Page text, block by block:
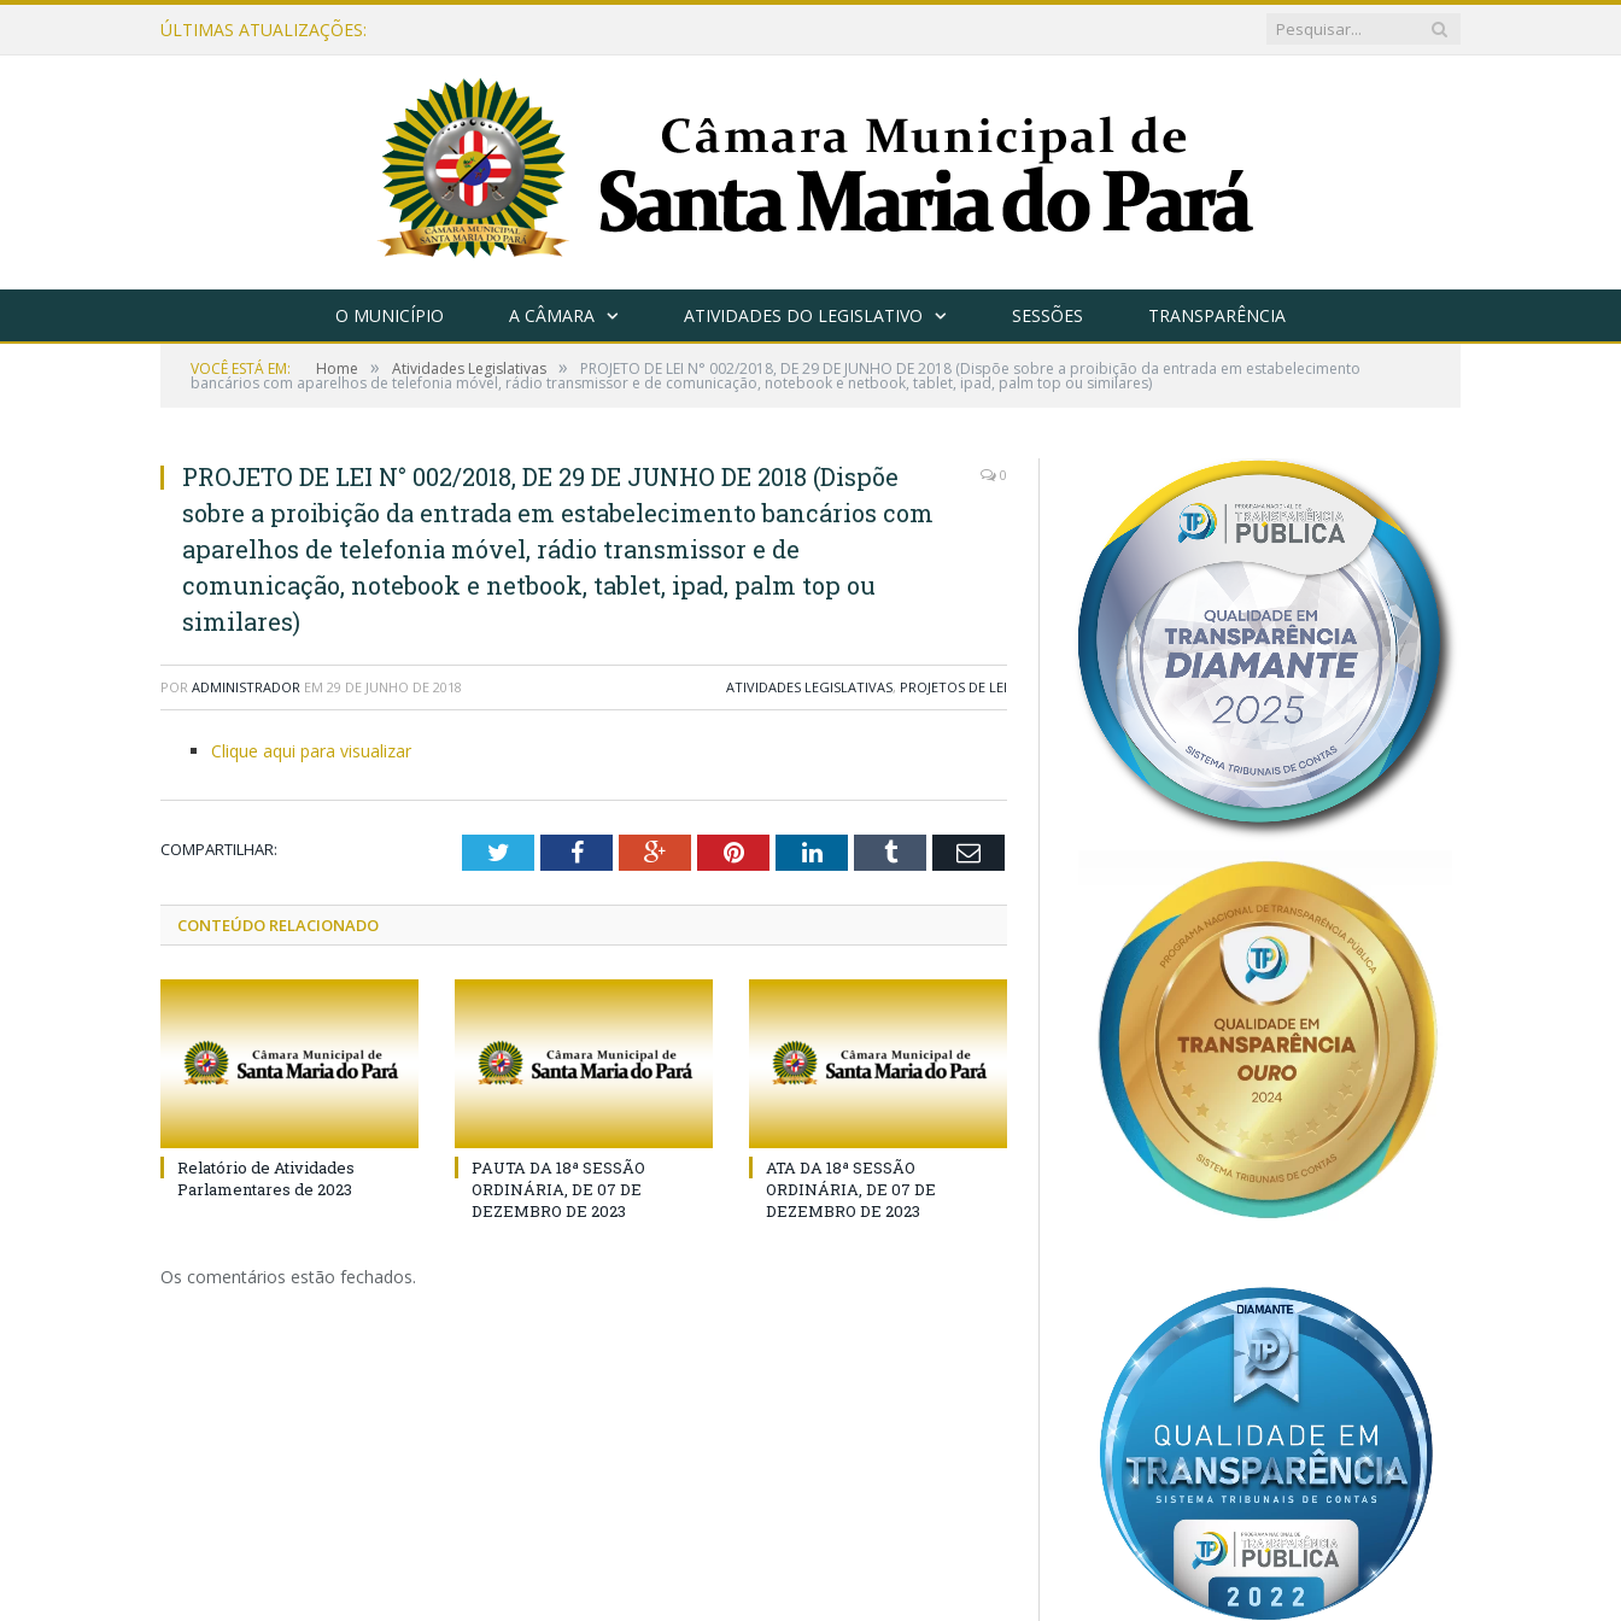
ÚLTIMAS ATUALIZAÇÕES:
O MUNICÍPIO A CÂMARA ATIVIDADES DO LEGISLATIVO SESSÕES TRANSPARÊNCIA
VOCÊ ESTÁ EM: Home » Atividades Legislativas » PROJETO DE LEI N° 002/2018, DE 29 DE JUNHO DE 2018 (Dispõe sobre a proibição da entrada em estabelecimento
bancários com aparelhos de telefonia móvel, rádio transmissor e de comunicação, notebook e netbook, tablet, ipad, palm top ou similares)
PROJETO DE LEI N° 002/2018, DE 29 DE JUNHO DE 2018 (Dispõe
sobre a proibição da entrada em estabelecimento bancários com
aparelhos de telefonia móvel, rádio transmissor e de
comunicação, notebook e netbook, tablet, ipad, palm top ou
similares)
0
POR ADMINISTRADOR EM 29 DE JUNHO DE 2018 ATIVIDADES LEGISLATIVAS, PROJETOS DE LEI
Clique aqui para visualizar
COMPARTILHAR: TwitterFacebookGoogle+PinterestLinkedInTumblr Email
CONTEÚDO RELACIONADO
Relatório de Atividades
Parlamentares de 2023
PAUTA DA 18ª SESSÃO
ORDINÁRIA, DE 07 DE
DEZEMBRO DE 2023
ATA DA 18ª SESSÃO
ORDINÁRIA, DE 07 DE
DEZEMBRO DE 2023
Os comentários estão fechados.